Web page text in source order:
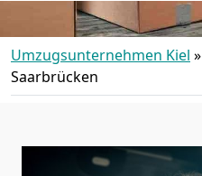
Umzugsunternehmen Kiel »
Saarbrücken